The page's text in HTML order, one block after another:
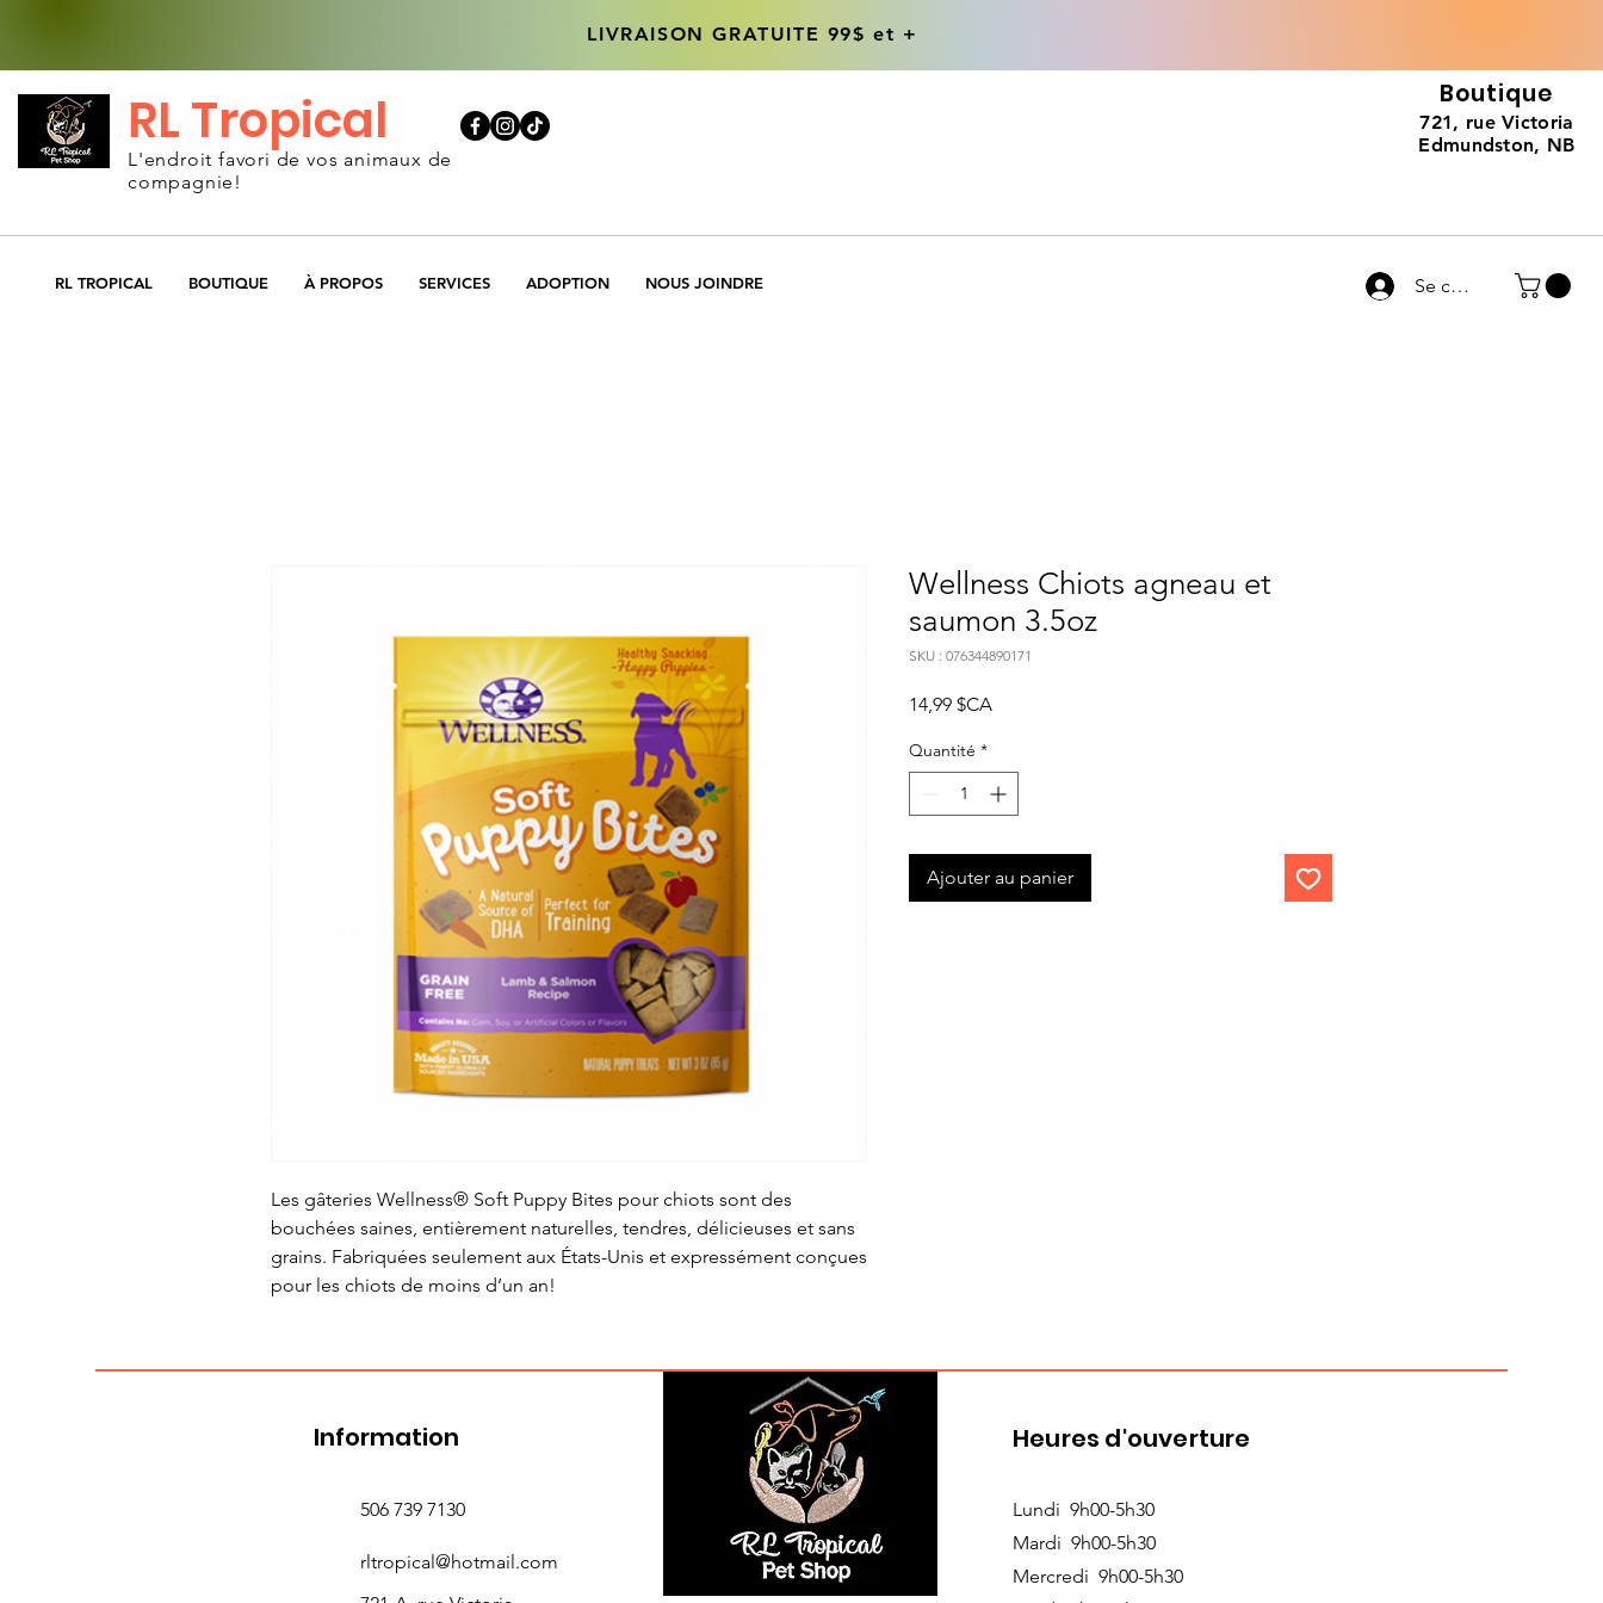
LIVRAISON GRATUITE 99$ et +
RL Tropical
L'endroit favori de vos animaux de
compagnie!
Boutique
721, rue Victoria
Edmundston, NB
LIVRAISON GRATUITE 99$ et +
RL TROPICAL BOUTIQUE À PROPOS SERVICES ADOPTION NOUS JOINDRE Se connecter
Les gâteries Wellness® Soft Puppy Bites pour chiots sont des
bouchées saines, entièrement naturelles, tendres, délicieuses et sans
grains. Fabriquées seulement aux États-Unis et expressément conçues
pour les chiots de moins d’un an!
Wellness Chiots agneau et
saumon 3.5oz
SKU : 076344890171
14,99 $CAPrix
Quantité *
Ajouter au panier
Information
506 739 7130
rltropical@hotmail.com
Heures d'ouverture
Lundi 9h00-5h30
Mardi 9h00-5h30
Mercredi 9h00-5h30